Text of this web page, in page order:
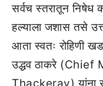
सर्वच स्तरातून निषेध
हल्याला जशास तसे
आता स्वतः रोहिणी
उद्धव ठाकरे